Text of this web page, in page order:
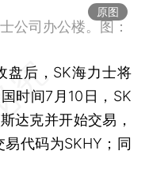
原图
公司办公楼。图：
盘后，SK海力士将
时间7月10日，SK
达克并开始交易，
代码为SKHY；同